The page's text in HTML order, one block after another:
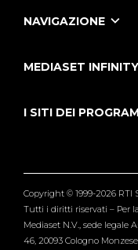
NAVIGAZIONE
Le Iene Presentano
Tutti i servizi
MEDIASET INFINITY
I SITI DEI
Verissimo
Copyright © 1999-2026 RTI
Tutti i diritti riservati – Per
Mediaset N.V., sede legale
46, 20093 Cologno